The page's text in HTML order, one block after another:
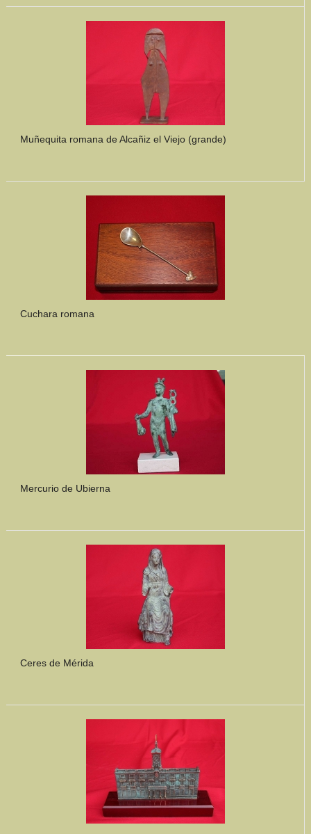
Muñequita romana de Alcañiz el Viejo (grande)
Cuchara romana
Mercurio de Ubierna
Ceres de Mérida